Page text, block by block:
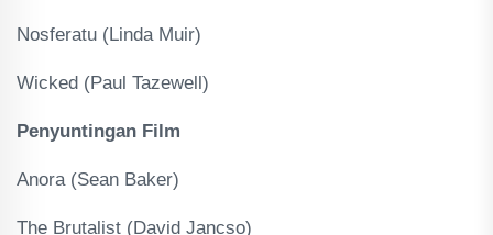
Nosferatu (Linda Muir)
Wicked (Paul Tazewell)
Penyuntingan Film
Anora (Sean Baker)
The Brutalist (David Jancso)